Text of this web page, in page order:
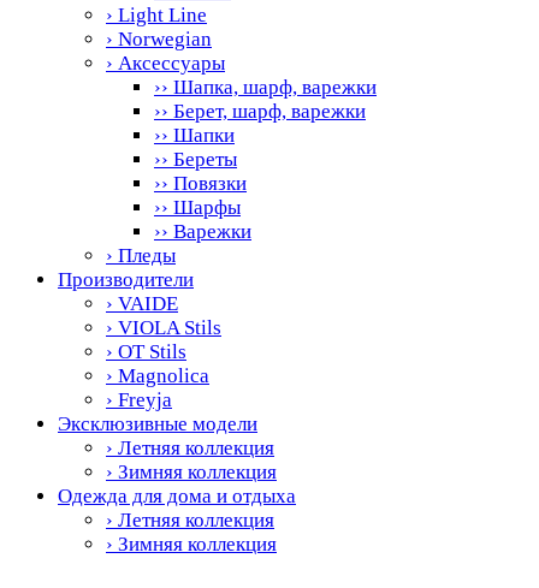
› Light Line
› Norwegian
› Аксессуары
›› Шапка, шарф, варежки
›› Берет, шарф, варежки
›› Шапки
›› Береты
›› Повязки
›› Шарфы
›› Варежки
› Пледы
Производители
› VAIDE
› VIOLA Stils
› OT Stils
› Magnolica
› Freyja
Эксклюзивные модели
› Летняя коллекция
› Зимняя коллекция
Одежда для дома и отдыха
› Летняя коллекция
› Зимняя коллекция